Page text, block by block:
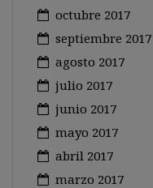
octubre 2017
septiembre 2017
agosto 2017
julio 2017
junio 2017
mayo 2017
abril 2017
marzo 2017